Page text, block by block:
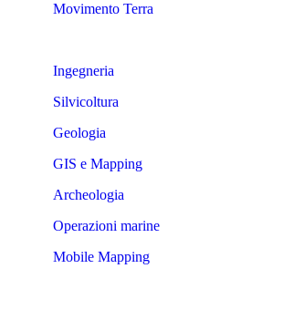
Movimento Terra
Ingegneria
Silvicoltura
Geologia
GIS e Mapping
Archeologia
Operazioni marine
Mobile Mapping